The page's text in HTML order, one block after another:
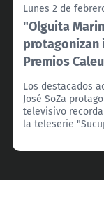
Lunes 2 de
"Olguita
protagonizan
Premios
Los destacados
José SoZa
televisivo
la teleserie